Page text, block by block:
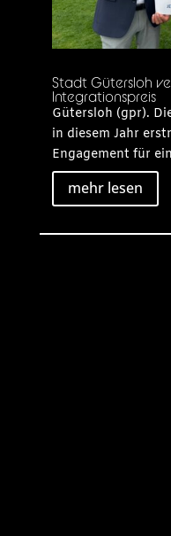
Stadt Gütersloh
Integrationspreis
Gütersloh (gpr).
in diesem Jahr
Engagement für
mehr lesen